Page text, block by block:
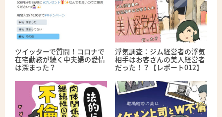
ツイッターで質問！コロナで
在宅勤務が続く中夫婦の愛情
は深まった？
浮気調査：ジム経営者の浮気
相手はお客さんの美人経営者
だった！？【レポート012】